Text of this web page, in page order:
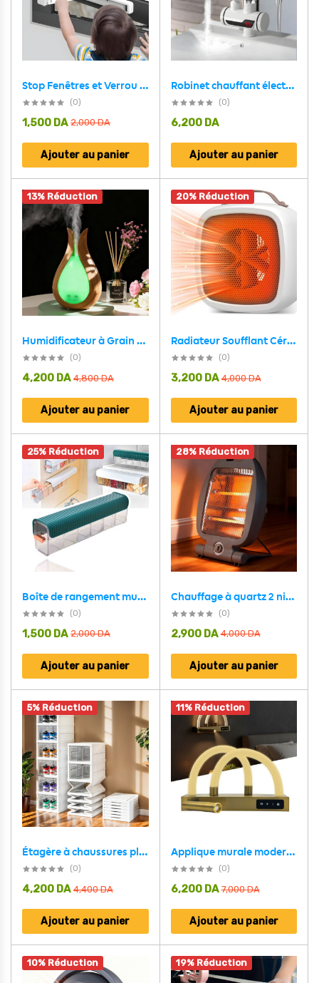
Stop Fenêtres et Verrou de sécurité pour enfants – أداة حماية لغلق النافذة
(0)
2,000DA
1,500 DA
Ajouter au panier
Robinet chauffant électrique avec douchette pour salle de bain – سخان مياه سريع للحمام
(0)
6,200 DA
Ajouter au panier
13% Réduction
Humidificateur à Grain de Bois 200ml avec 7 Lumières de Couleur – معطر جو في الغرف
(0)
4,800DA
4,200 DA
Ajouter au panier
20% Réduction
Radiateur Soufflant Céramique 500 W avec Thermostat Intelligente – سخان كهربائي محمول
(0)
4,000DA
3,200 DA
Ajouter au panier
25% Réduction
Boîte de rangement multifonctionnelle à plusieurs compartiments 1Pcs – علبة لتنظيم الأغراض متعددة الإستعمالات
(0)
2,000DA
1,500 DA
Ajouter au panier
28% Réduction
Chauffage à quartz 2 niveaux de chauffe de 800W avec Interrupteur de sécurité – مدفأة كهربائية
(0)
4,000DA
2,900 DA
Ajouter au panier
5% Réduction
Étagère à chaussures pliable transparente à 6 niveaux facile à ranger – منظم أحذية قابل للطي وسهل التركيب
(0)
4,400DA
4,200 DA
Ajouter au panier
11% Réduction
Applique murale moderne à intensité variable avec à 180 dégrée – مصباح غرف النوم
(0)
7,000DA
6,200 DA
Ajouter au panier
10% Réduction 19% Réduction